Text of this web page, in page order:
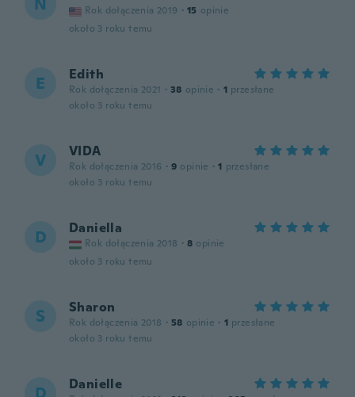
Rok dołączenia 2019 · 15 opinie
około 3 roku temu
E Edith
Rok dołączenia 2021 · 38 opinie · 1 przesłane
około 3 roku temu
V VIDA
Rok dołączenia 2016 · 9 opinie · 1 przesłane
około 3 roku temu
D Daniella
Rok dołączenia 2018 · 8 opinie
około 3 roku temu
S Sharon
Rok dołączenia 2018 · 58 opinie · 1 przesłane
około 3 roku temu
Danielle